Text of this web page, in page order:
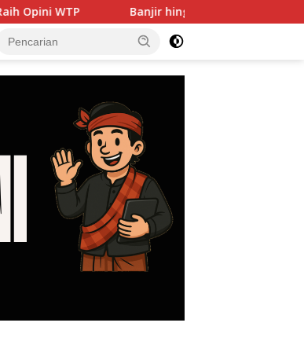
Banjir hingga PJU Harus Jadi Prioritas, DPRD